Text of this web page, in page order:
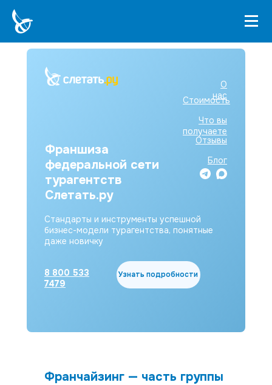
О
нас
Франшиза
федеральной сети
турагентств
Слетать.ру
Стандарты и инструменты успешной
бизнес-модели турагентства, понятные
даже новичку
Стоимость
Что вы
получаете
Отзывы
Блог
8 800 533
7479
Узнать подробности
Франчайзинг — часть группы